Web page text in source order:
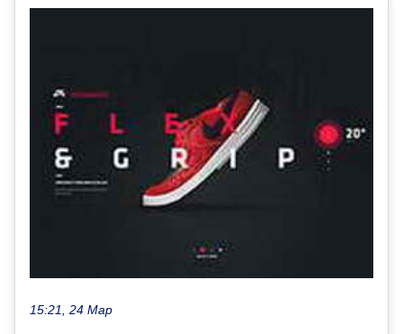
15:21, 24 Мар